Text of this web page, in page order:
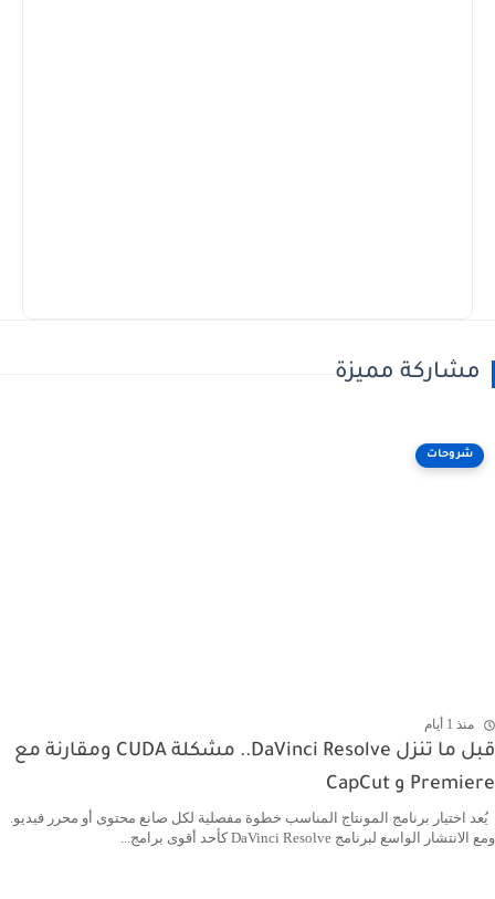
مشاركة مميزة
شروحات
منذ 1 أيام
قبل ما تنزل DaVinci Resolve.. مشكلة CUDA ومقارنة مع
Premiere و CapCut
يُعد اختيار برنامج المونتاج المناسب خطوة مفصلية لكل صانع محتوى أو محرر فيديو.
ومع الانتشار الواسع لبرنامج DaVinci Resolve كأحد أقوى برامج...